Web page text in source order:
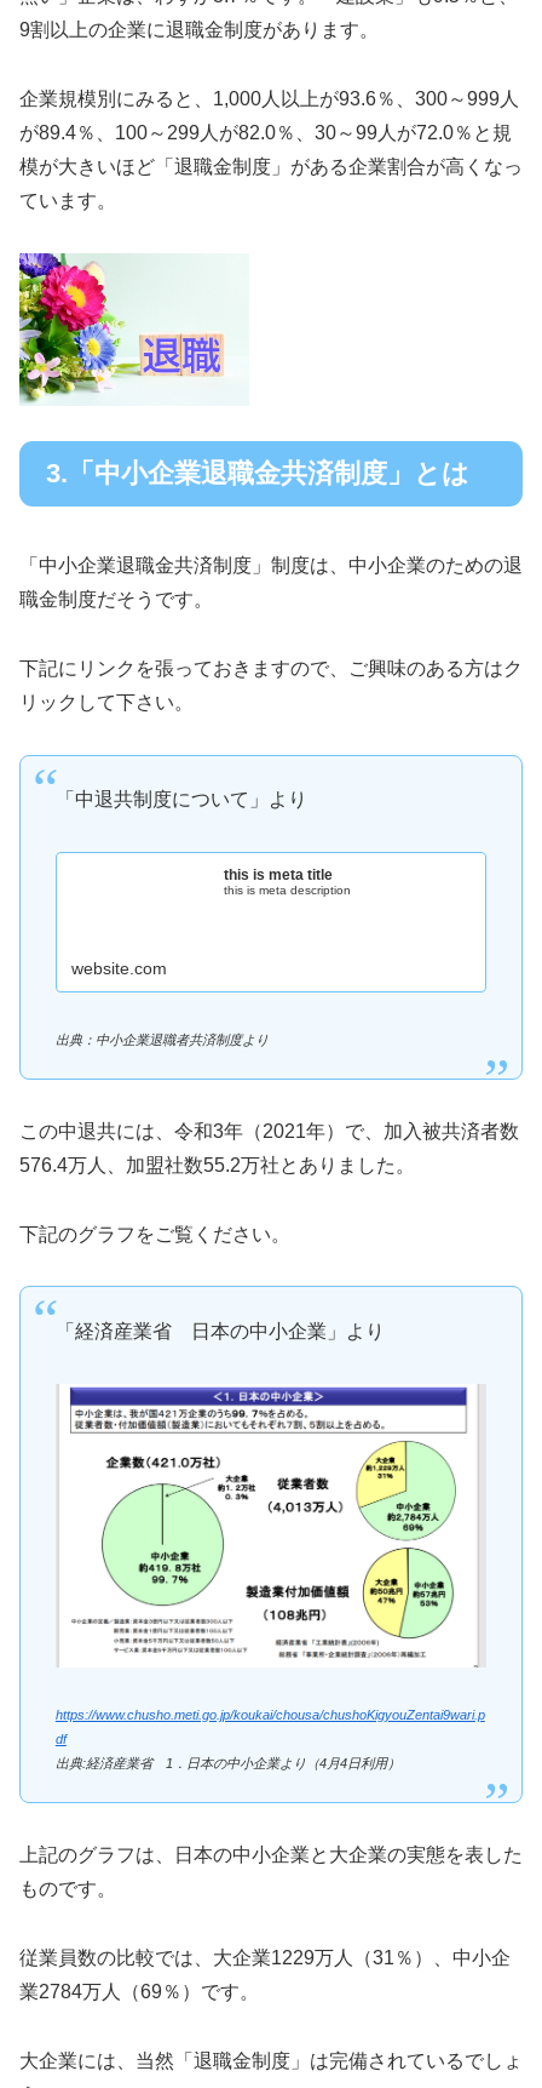
9割以上の企業に退職金制度があります。
企業規模別にみると、1,000人以上が93.6％、300～999人
が89.4％、100～299人が82.0％、30～99人が72.0％と規
模が大きいほど「退職金制度」がある企業割合が高くなっ
ています。
3.「中小企業退職金共済制度」とは
「中小企業退職金共済制度」制度は、中小企業のための退
職金制度だそうです。
下記にリンクを張っておきますので、ご興味のある方はク
リックして下さい。
「中退共制度について」より
this is meta title
this is meta description
website.com
出典：中小企業退職者共済制度より
この中退共には、令和3年（2021年）で、加入被共済者数
576.4万人、加盟社数55.2万社とありました。
下記のグラフをご覧ください。
「経済産業省 日本の中小企業」より
https://www.chusho.meti.go.jp/koukai/chousa/chushoKigyouZentai9wari.p
df
出典:経済産業省 1．日本の中小企業より（4月4日利用）
上記のグラフは、日本の中小企業と大企業の実態を表した
ものです。
従業員数の比較では、大企業1229万人（31％）、中小企
業2784万人（69％）です。
大企業には、当然「退職金制度」は完備されているでしょ